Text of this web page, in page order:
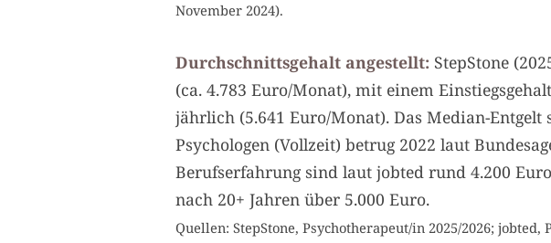
November 2024).
Durchschnittsgehalt angestellt: StepStone
(ca. 4.783 Euro/Monat), mit einem
jährlich (5.641 Euro/Monat). Das Median-
Psychologen (Vollzeit) betrug 2022 laut
Berufserfahrung sind laut jobted rund 4.200
nach 20+ Jahren über 5.000 Euro.
Quellen: StepStone, Psychotherapeut/in 2025/2026;